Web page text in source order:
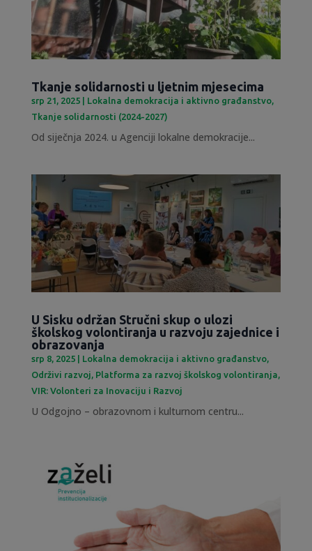
Tkanje solidarnosti u ljetnim mjesecima
srp 21, 2025| Lokalna demokracija i aktivno građanstvo,
Tkanje solidarnosti (2024-2027)
Od siječnja 2024. u Agenciji lokalne demokracije...
U Sisku održan Stručni skup o ulozi
školskog volontiranja u razvoju zajednice i
obrazovanja
srp 8, 2025| Lokalna demokracija i aktivno građanstvo,
Održivi razvoj, Platforma za razvoj školskog volontiranja,
VIR: Volonteri za Inovaciju i Razvoj
U Odgojno – obrazovnom i kulturnom centru...